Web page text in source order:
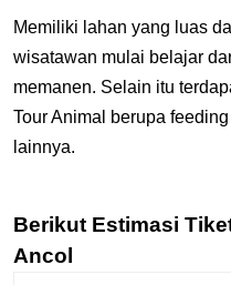
Memiliki lahan yang luas
wisatawan mulai belajar
memanen. Selain itu
Tour Animal berupa
lainnya.
Berikut Estimasi
Ancol